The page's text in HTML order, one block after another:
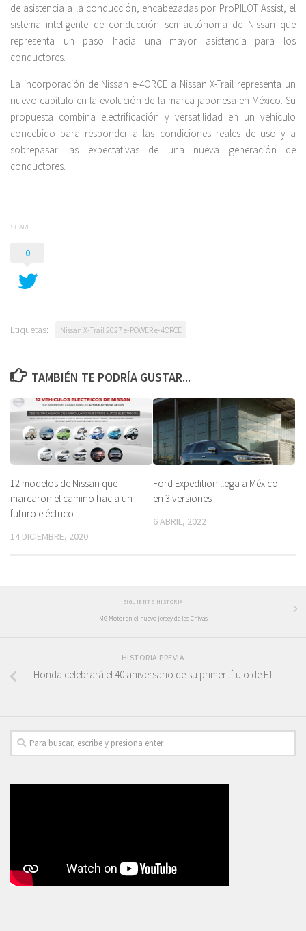
de asistencia a la conducción, encabezadas por ProPILOT Assist, el
sistema inteligente de conducción semiautónoma de Nissan que
representa un paso hacia una mayor asistencia para los
conductores.
La incorporación de Nissan e-4ORCE a Nissan X-Trail representa un
nuevo capítulo en la evolución de la marca japonesa en México. Su
propuesta combina electrificación y versatilidad en un vehículo
concebido para responder a las condiciones reales de uso y a
sobrepasar las expectativas de una nueva generación de
conductores.
SHARE
0
Etiquetas: Nissan X-Trail 2027 e-POWER e-4ORCE
TAMBIÉN TE PODRÍA GUSTAR...
12 modelos de Nissan que
marcaron el camino hacia un
futuro eléctrico
14 DICIEMBRE, 2020
Ford Expedition llega a México
en 3 versiones
6 ABRIL, 2022
SIGUIENTE HISTORIA
MG Motor en el nuevo jersey de las Chivas
HISTORIA PREVIA
Honda celebrará el 40 aniversario de su primer título de F1